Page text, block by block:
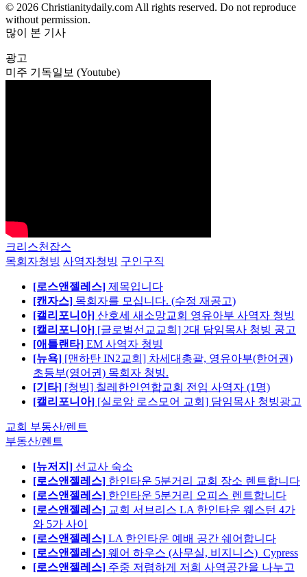
© 2026 Christianitydaily.com All rights reserved. Do not reproduce
without permission.
많이 본 기사
광고
미주 기독일보 (Youtube)
크리스천잡스
목회자청빙 사역자청빙 구인구직
[로스앤젤레스] 제목입니다
[캔자스] 목회자를 모십니다. (수정 재공고)
[캘리포니아] 산호세 새소망교회 영유아부 사역자 청빙
[캘리포니아] [글로벌선교교회] 2대 담임목사 청빙 공고
[애틀랜타] EM 사역자 청빙
[뉴욕] [맨하탄 IN2교회] 차세대총괄, 영유아부(한어권)
초등부(영어권) 목회자 청빙.
[기타] [청빙] 칠레한인연합교회 전임 사역자 (1명)
[캘리포니아] [실로암 로스모어 교회] 담임목사 청빙광고
교회 부동산/렌트
부동산/렌트
[뉴저지] 선교사 숙소
[로스앤젤레스] 한인타운 5분거리 교회 장소 렌트합니다
[로스앤젤레스] 한인타운 5분거리 오피스 렌트합니다
[로스앤젤레스] 교회 서브리스 LA 한인타운 웨스턴 4가
와 5가 사이
[로스앤젤레스] LA 한인타운 예배 공간 쉐어합니다
[로스앤젤레스] 웨어 하우스 (사무실, 비지니스)_Cypress
[로스앤젤레스] 주중 저렴하게 저희 사역공간을 나누고